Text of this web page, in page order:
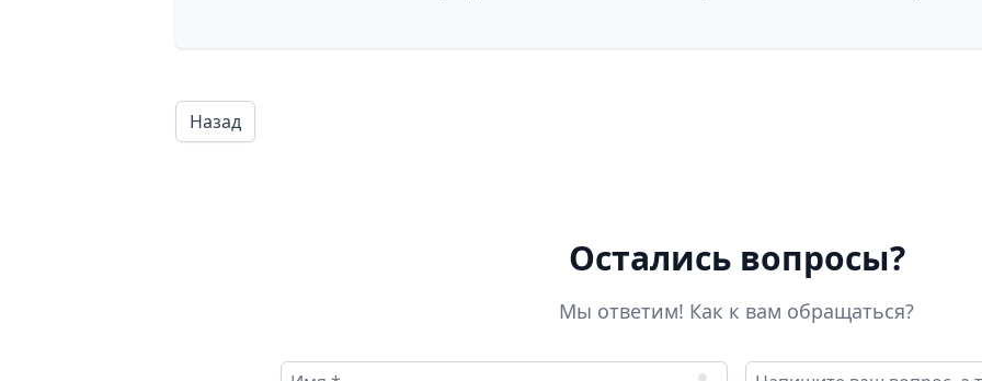
Назад
Остались вопросы?
Мы ответим! Как к вам обращаться?